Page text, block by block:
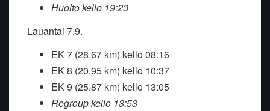
Huolto kello 19:23
Lauantai 7.9.
EK 7 (28.67 km) kello 08:16
EK 8 (20.95 km) kello 10:37
EK 9 (25.87 km) kello 13:05
Regroup kello 13:53